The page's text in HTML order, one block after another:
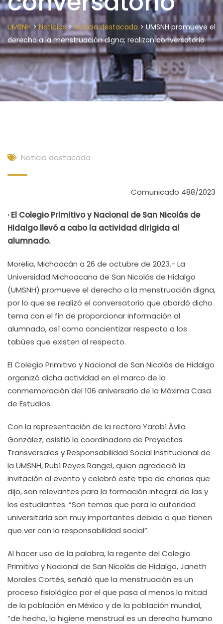
UMSNH>Noticias>Noticia destacada > UMSNH promueve el
derecho a la menstruación digna; realizan conversatorio
Noticia destacada
Comunicado 488/2023
· El Colegio Primitivo y Nacional de San Nicolás de
Hidalgo llevó a cabo la actividad dirigida al
alumnado.
Morelia, Michoacán a 26 de octubre de 2023.- La
Universidad Michoacana de San Nicolás de Hidalgo
(UMSNH) promueve el derecho a la menstruación digna,
por lo que se realizó el conversatorio que abordó dicho
tema con el fin de proporcionar información al
alumnado, así como concientizar respecto a los
tabúes que existen al respecto.
El Colegio Primitivo y Nacional de San Nicolás de Hidalgo
organizó dicha actividad en el marco de la
conmemoración del 106 aniversario de la Máxima Casa
de Estudios.
Con la representación de la rectora Yarabí Ávila
González, asistió la coordinadora de Proyectos
Transversales y Responsabilidad Social Institucional de
la UMSNH, Rubí Reyes Rangel, quien agradeció la
invitación al evento y celebró este tipo de charlas que
dijo, son relevantes para la formación integral de las y
los estudiantes. “Son temas que para la autoridad
universitaria son muy importantes debido a que tienen
que ver con la responsabilidad social”.
Al hacer uso de la palabra, la regente del Colegio
Primitivo y Nacional de San Nicolás de Hidalgo, Janeth
Morales Cortés, señaló que la menstruación es un
proceso fisiológico por el que pasa al menos la mitad
de la población en México y de la población mundial,
“de hecho, la higiene menstrual es un derecho humano